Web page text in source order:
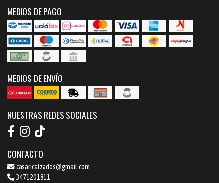
MEDIOS DE PAGO
MEDIOS DE ENVÍO
NUESTRAS REDES SOCIALES
CONTACTO
casaricalzados@gmail.com
3471201811